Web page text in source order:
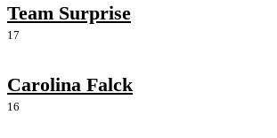
Team Surprise
17
Carolina Falck
16